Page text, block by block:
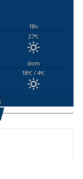
18h
27°C
dom
18°C / 4°C